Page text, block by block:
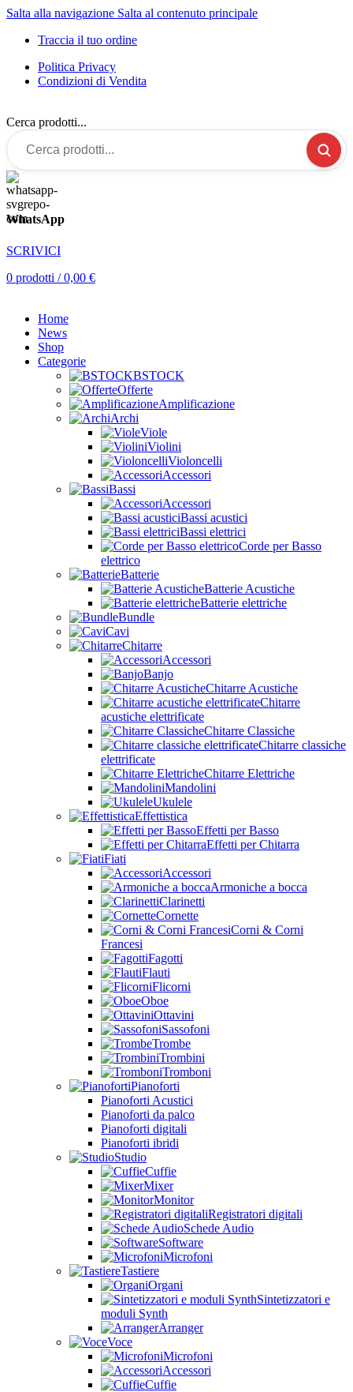
Salta alla navigazione Salta al contenuto principale
Traccia il tuo ordine
Politica Privacy
Condizioni di Vendita
Cerca prodotti...
WhatsApp
SCRIVICI
0 prodotti / 0,00 €
Home
News
Shop
Categorie
BSTOCK
Offerte
Amplificazione
Archi
Viole
Violini
Violoncelli
Accessori
Bassi
Accessori
Bassi acustici
Bassi elettrici
Corde per Basso
elettrico
Batterie
Batterie Acustiche
Batterie elettriche
Bundle
Cavi
Chitarre
Accessori
Banjo
Chitarre Acustiche
Chitarre
acustiche elettrificate
Chitarre Classiche
Chitarre classiche
elettrificate
Chitarre Elettriche
Mandolini
Ukulele
Effettistica
Effetti per Basso
Effetti per Chitarra
Fiati
Accessori
Armoniche a bocca
Clarinetti
Cornette
Corni & Corni
Francesi
Fagotti
Flauti
Flicorni
Oboe
Ottavini
Sassofoni
Trombe
Trombini
Tromboni
Pianoforti
Pianoforti Acustici
Pianoforti da palco
Pianoforti digitali
Pianoforti ibridi
Studio
Cuffie
Mixer
Monitor
Registratori digitali
Schede Audio
Software
Microfoni
Tastiere
Organi
Sintetizzatori e
moduli Synth
Arranger
Voce
Microfoni
Accessori
Cuffie